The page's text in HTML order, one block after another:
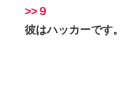
>>９
彼はハッカーです。